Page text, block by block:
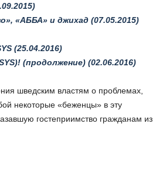
«АББА» и джихад (07.05.2015)
(25.04.2016)
(продолжение) (02.06.2016)
шведским властям о проблемах,
некоторые «беженцы» в эту
гостеприимство гражданам из